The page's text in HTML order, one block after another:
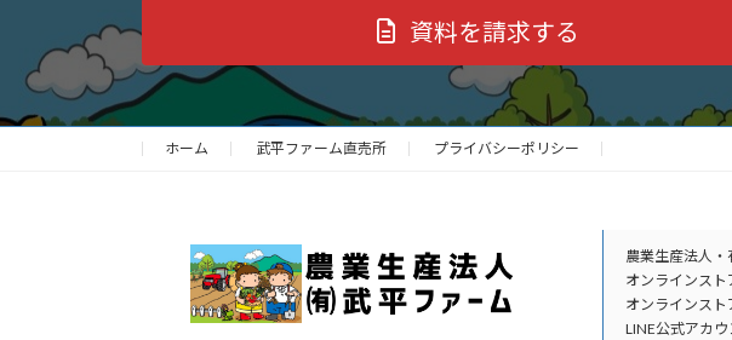
資料を請求する
ホーム 武平ファーム直売所 プライバシーポリシー
農業生産法人
オンラインス
オンラインスト
LINE公式アカウ